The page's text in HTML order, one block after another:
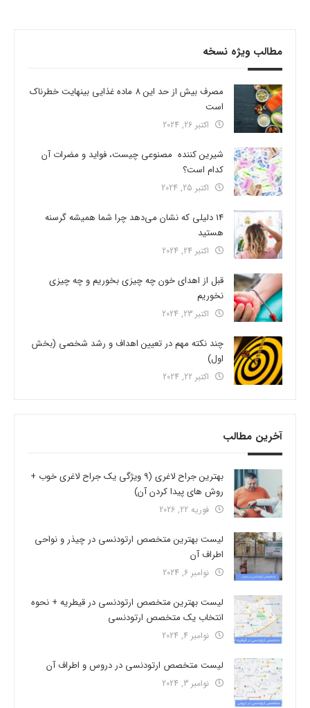
مطالب ویژه نسخه
مصرف بیش از حد این 8 ماده غذایی بینهایت خطرناک
است
اکتبر 26, 2024
شیرین کننده مصنوعی چیست، فواید و مضرات آن
کدام است؟
اکتبر 25, 2024
14 دلیلی که نشان می‌دهد چرا شما همیشه گرسنه
هستید
اکتبر 24, 2024
قبل از اهدای خون چه چیزی بخوریم و چه چیزی
نخوریم
اکتبر 23, 2024
چند نکته مهم در تعیین اهداف و رشد شخصی (بخش
اول)
اکتبر 22, 2024
آخرین مطالب
بهترین جراح لاغری (9 ویژگی یک جراح لاغری خوب +
روش های پیدا کردن آن)
فوریه 22, 2026
لیست بهترین متخصص ارتودنسی در چیذر و نواحی
اطراف آن
نوامبر 6, 2024
لیست بهترین متخصص ارتودنسی در قیطریه + نحوه
انتخاب یک متخصص ارتودنسی
نوامبر 4, 2024
لیست متخصص ارتودنسی در دروس و اطراف آن
نوامبر 3, 2024